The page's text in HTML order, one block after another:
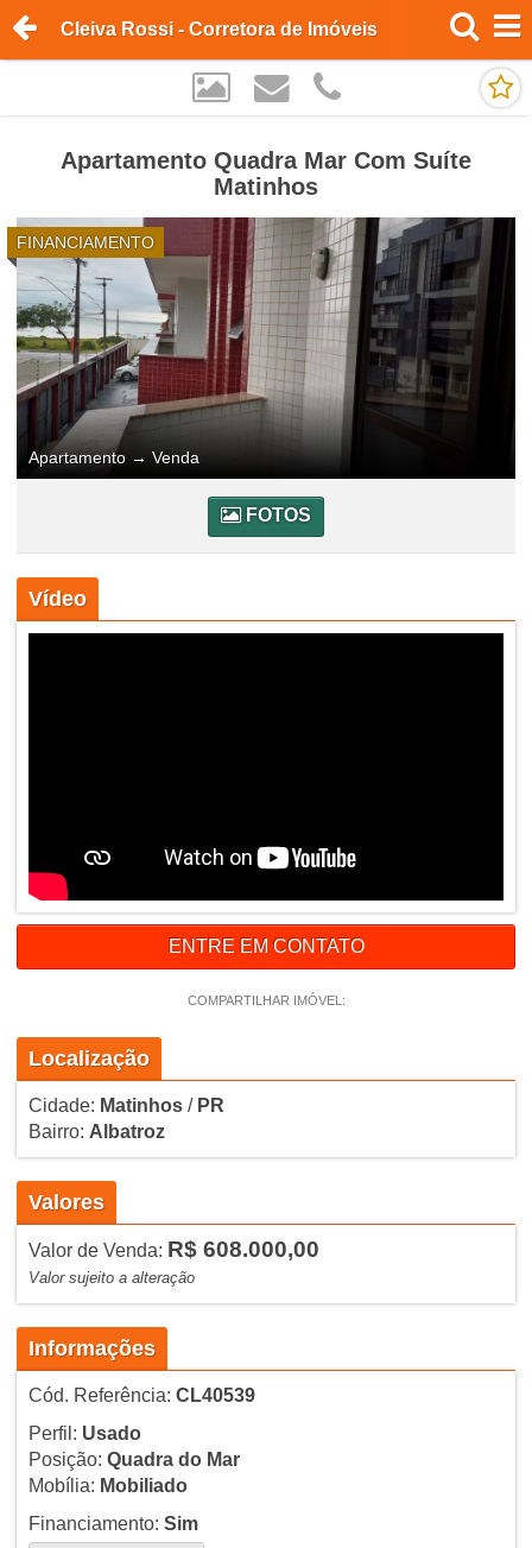
Cleiva Rossi - Corretora de Imóveis
Apartamento Quadra Mar Com Suíte
Matinhos
FINANCIAMENTO
Apartamento → Venda
FOTOS
Vídeo
ENTRE EM CONTATO
COMPARTILHAR IMÓVEL:
Localização
Cidade: Matinhos/ PR
Bairro: Albatroz
Valores
Valor de Venda: R$ 608.000,00
Valor sujeito a alteração
Informações
Cód. Referência: CL40539
Perfil: Usado
Posição: Quadra do Mar
Mobília: Mobiliado
Financiamento: Sim